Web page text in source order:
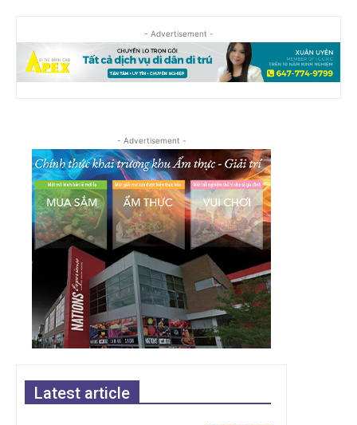
- Advertisement -
- Advertisement -
Latest article